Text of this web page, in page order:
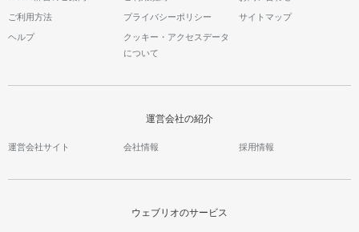
ご利用方法 プライバシーポリシー サイトマップ
ヘルプ
クッキー・アクセスデータ
について
運営会社の紹介
運営会社サイト 会社情報 採用情報
ウェブリオのサービス